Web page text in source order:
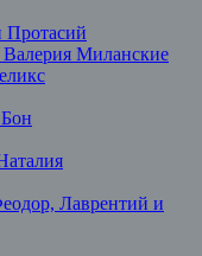
Протасий
Миланские
Лаврентий и